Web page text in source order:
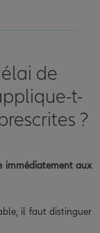
de
t-
?
immédiatement aux
il faut distinguer